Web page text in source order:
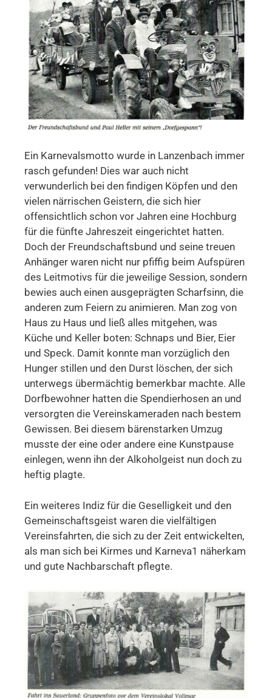
Ein Karnevalsmotto wurde in Lanzenbach immer
rasch gefunden! Dies war auch nicht
verwunderlich bei den findigen Köpfen und den
vielen närrischen Geistern, die sich hier
offensichtlich schon vor Jahren eine Hochburg
für die fünfte Jahreszeit eingerichtet hatten.
Doch der Freundschaftsbund und seine treuen
Anhänger waren nicht nur pfiffig beim Aufspüren
des Leitmotivs für die jeweilige Session, sondern
bewies auch einen ausgeprägten Scharfsinn, die
anderen zum Feiern zu animieren. Man zog von
Haus zu Haus und ließ alles mitgehen, was
Küche und Keller boten: Schnaps und Bier, Eier
und Speck. Damit konnte man vorzüglich den
Hunger stillen und den Durst löschen, der sich
unterwegs übermächtig bemerkbar machte. Alle
Dorfbewohner hatten die Spendierhosen an und
versorgten die Vereinskameraden nach bestem
Gewissen. Bei diesem bärenstarken Umzug
musste der eine oder andere eine Kunstpause
einlegen, wenn ihn der Alkoholgeist nun doch zu
heftig plagte.
Ein weiteres Indiz für die Geselligkeit und den
Gemeinschaftsgeist waren die vielfältigen
Vereinsfahrten, die sich zu der Zeit entwickelten,
als man sich bei Kirmes und Karneva1 näherkam
und gute Nachbarschaft pflegte.